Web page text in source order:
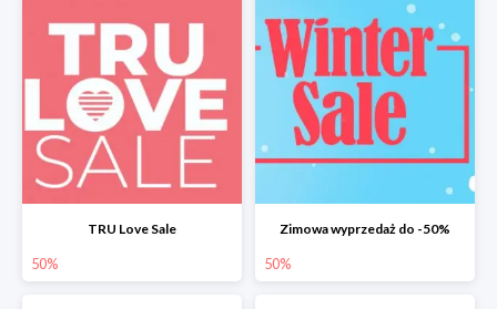
TRU Love Sale
50%
Zimowa wyprzedaż do -50%
50%